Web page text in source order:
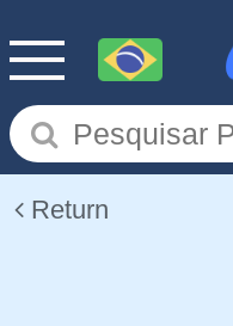
Return